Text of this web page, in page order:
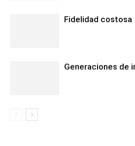
Fidelidad costosa
Generaciones de